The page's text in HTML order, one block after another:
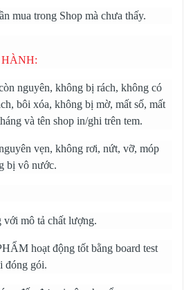
mua trong Shop mà chưa thấy.
nguyên, không bị rách, không có
bôi xóa, không bị mờ, mất số, mất
và tên shop in/ghi trên tem.
vẹn, không rơi, nứt, vỡ, móp
bị vô nước.
mô tả chất lượng.
hoạt động tốt bằng board test
đóng gói.